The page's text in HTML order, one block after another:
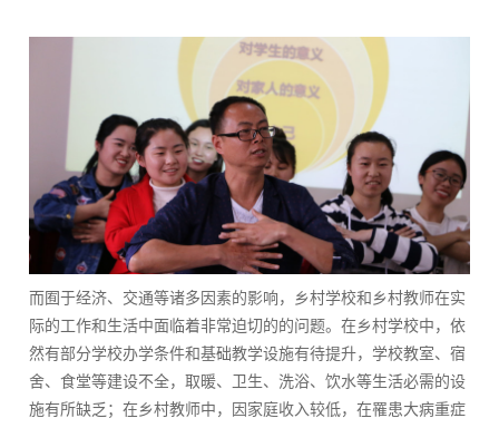
而囿于经济、交通等诸多因素的影响，乡村学校和乡村教师在实
际的工作和生活中面临着非常迫切的的问题。在乡村学校中，依
然有部分学校办学条件和基础教学设施有待提升，学校教室、宿
舍、食堂等建设不全，取暖、卫生、洗浴、饮水等生活必需的设
施有所缺乏；在乡村教师中，因家庭收入较低，在罹患大病重症